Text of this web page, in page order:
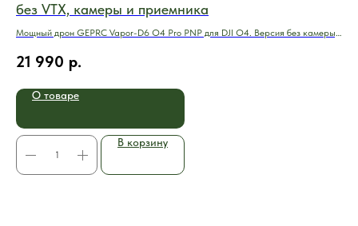
без VTX, камеры и приемника
Мощный дрон GEPRC Vapor-D6 O4 Pro PNP для DJI O4. Версия без камеры,
21 990 р.
О товаре
В корзину